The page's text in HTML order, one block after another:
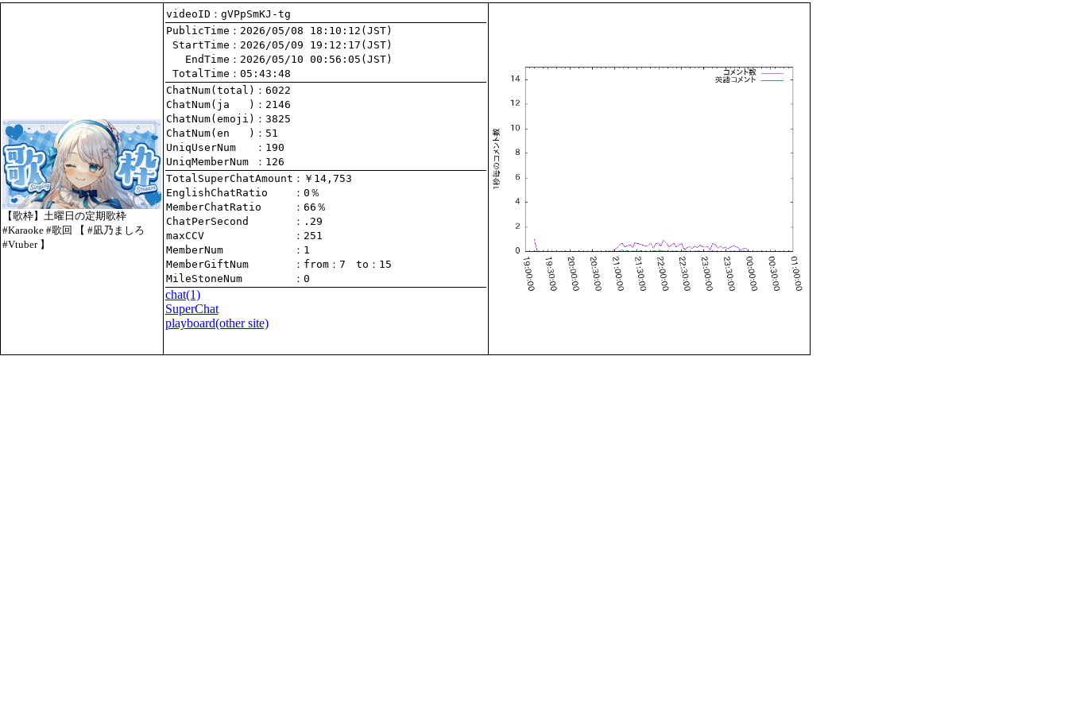
【歌枠】土曜日の定期歌枠
#Karaoke #歌回 【 #凪乃ましろ
#Vtuber 】
videoID：gVPpSmKJ-tg
PublicTime
StartTime
   EndTime
TotalTime ：05:43:48
ChatNum(total)
ChatNum(ja   )
ChatNum(emoji)
ChatNum(en   )
UniqUserNum
：190
UniqMemberNum
：126
TotalSuperChatAmount
EnglishChatRatio
MemberChatRatio
ChatPerSecond
maxCCV
：251
MemberNum
：1
MemberGiftNum
： from ：7 to ：15
MileStoneNum
：0
chat(1)
SuperChat
playboard(other site)